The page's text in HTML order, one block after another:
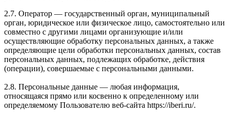
2.7. Оператор — государственный орган, муниципальный
орган, юридическое или физическое лицо, самостоятельно или
совместно с другими лицами организующие и/или
осуществляющие обработку персональных данных, а также
определяющие цели обработки персональных данных, состав
персональных данных, подлежащих обработке, действия
(операции), совершаемые с персональными данными.
2.8. Персональные данные — любая информация,
относящаяся прямо или косвенно к определенному или
определяемому Пользователю веб-сайта https://iberi.ru/.